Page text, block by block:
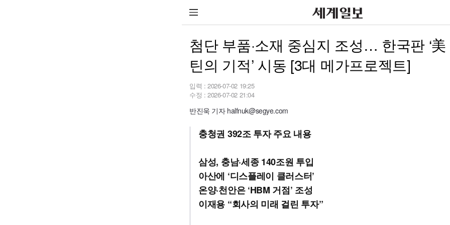
첨단 부품·소재 중심지 조성… 한국판 ‘
틴의 기적’ 시동 [3대 메가프로젝트]
입력 : 2026-07-02 19:25
수정 : 2026-07-02 21:04
반진욱 기자 halfnuk@segye.com
충청권 392조 투자 주요 내용
삼성, 충남·세종 140조원 투입
아산에 ‘디스플레이 클러스터’
온양·천안은 ‘HBM 거점’ 조성
이재용 “회사의 미래 걸린 투자”